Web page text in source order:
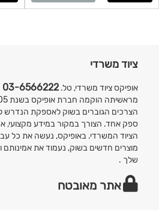
ציוד משרדי
אופיקס ציוד משרדי, טל. 03-6566222
הצרכים הגוברים בשוק לאספקת הנדרש
ספק אחד. הצורך במקור במידע מקצועי,
הציוד המשרדי. באופיקס, נעשה את כל
מוצרים חדשים בשוק, נעמוד את
שלך .
אתר מאובטח